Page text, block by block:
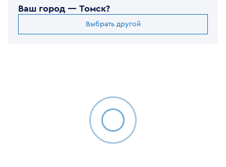
Ваш город — Томск?
Выбрать другой